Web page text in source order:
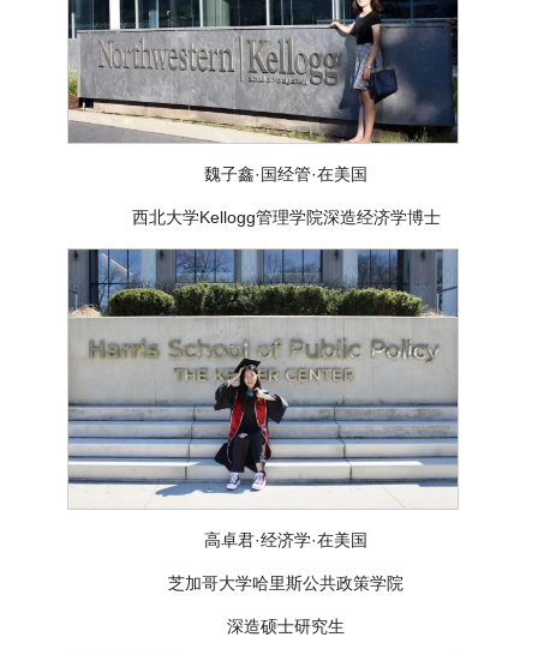
魏子鑫·国经管·在美国
西北大学Kellogg管理学院深造经济学博士
高卓君·经济学·在美国
芝加哥大学哈里斯公共政策学院
深造硕士研究生